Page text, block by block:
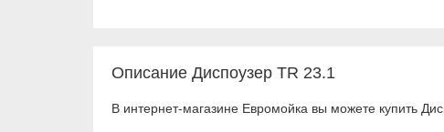
Описание Диспоузер TR 23.1
В интернет-магазине Евромойка вы можете купить